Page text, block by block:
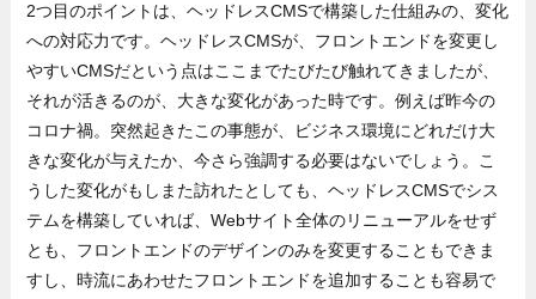
2つ目のポイントは、ヘッドレスCMSで構築した仕組みの、変化
への対応力です。ヘッドレスCMSが、フロントエンドを変更し
やすいCMSだという点はここまでたびたび触れてきましたが、
それが活きるのが、大きな変化があった時です。例えば昨今の
コロナ禍。突然起きたこの事態が、ビジネス環境にどれだけ大
きな変化が与えたか、今さら強調する必要はないでしょう。こ
うした変化がもしまた訪れたとしても、ヘッドレスCMSでシス
テムを構築していれば、Webサイト全体のリニューアルをせず
とも、フロントエンドのデザインのみを変更することもできま
すし、時流にあわせたフロントエンドを追加することも容易で